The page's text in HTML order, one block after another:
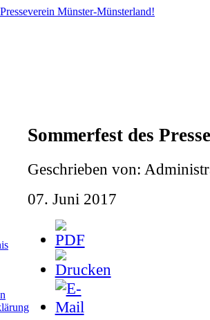
Sommerfest des
Geschrieben von:
07. Juni 2017